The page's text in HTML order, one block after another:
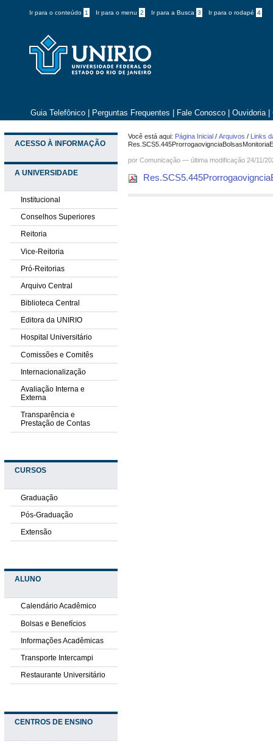
Ir para o conteúdo 1 Ir para o menu 2 Ir para a Busca 3 Ir para o rodapé 4
Guia Telefônico Perguntas Frequentes Fale Conosco Ouvidoria
ACESSO À INFORMAÇÃO
A UNIVERSIDADE
Institucional
Conselhos Superiores
Reitoria
Vice-Reitoria
Pró-Reitorias
Arquivo Central
Biblioteca Central
Editora da UNIRIO
Hospital Universitário
Comissões e Comitês
Internacionalização
Avaliação Interna e
Externa
Transparência e
Prestação de Contas
CURSOS
Graduação
Pós-Graduação
Extensão
ALUNO
Calendário Acadêmico
Bolsas e Benefícios
Informações Acadêmicas
Transporte Intercampi
Restaurante Universitário
CENTROS DE ENSINO
Você está aqui: Página Inicial /Arquivos / Links
porComunicação —última modificação 24/11/